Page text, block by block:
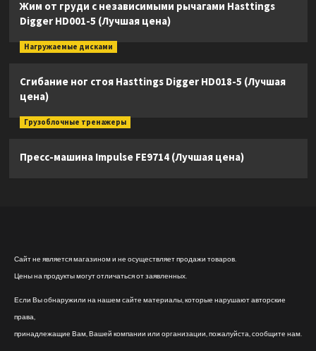
Жим от груди с независимыми рычагами Hasttings
Digger HD001-5 (Лучшая цена)
Нагружаемые дисками
Сгибание ног стоя Hasttings Digger HD018-5 (Лучшая
цена)
Грузоблочные тренажеры
Пресс-машина Impulse FE9714 (Лучшая цена)
Сайт не является магазином и не осуществляет продажи товаров.
Цены на продукты могут отличаться от заявленных.
Если Вы обнаружили на нашем сайте материалы, которые нарушают авторские
права,
принадлежащие Вам, Вашей компании или организации, пожалуйста, сообщите нам.